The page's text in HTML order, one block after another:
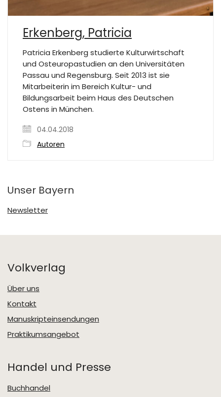
Erkenberg, Patricia
Patricia Erkenberg studierte Kulturwirtschaft
und Osteuropastudien an den Universitäten
Passau und Regensburg. Seit 2013 ist sie
Mitarbeiterin im Bereich Kultur- und
Bildungsarbeit beim Haus des Deutschen
Ostens in München.
04.04.2018
Autoren
Unser Bayern
Newsletter
Volkverlag
Über uns
Kontakt
Manuskripteinsendungen
Praktikumsangebot
Handel und Presse
Buchhandel